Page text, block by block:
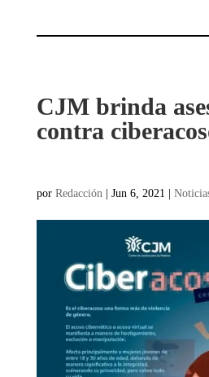
CJM brinda
contra
por Redacción | Jun 6, 2021 |